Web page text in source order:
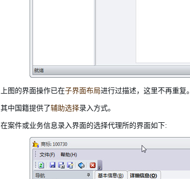
上图的界面操作已在子界面布局进行过描述，这里不再重复。
其中国籍提供了辅助选择录入方式。
在案件或业务信息录入界面的选择代理所的界面如下: